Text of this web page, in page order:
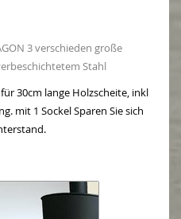
3 verschieden große
Stahl
30cm lange Holzscheite, inkl
mit 1 Sockel Sparen Sie sich